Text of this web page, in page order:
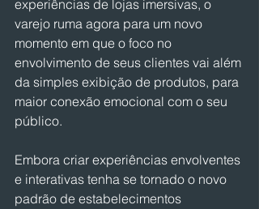
experiências de lojas imersivas, o
varejo ruma agora para um novo
momento em que o foco no
envolvimento de seus clientes vai além
da simples exibição de produtos, para
maior conexão emocional com o seu
público.
Embora criar experiências envolventes
e interativas tenha se tornado o novo
padrão de estabelecimentos